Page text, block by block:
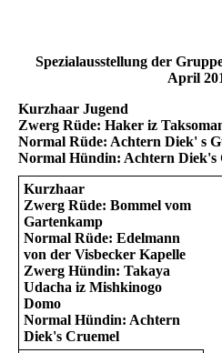
Spezialausstellung der
April
Kurzhaar Jugend
Zwerg Rüde: Haker iz
Normal Rüde: Achtern Diek' s
Normal Hündin: Achtern Diek's
Kurzhaar
Zwerg Rüde: Bommel vom
Gartenkamp
Normal Rüde: Edelmann
von der Visbecker Kapelle
Zwerg Hündin: Takaya
Udacha iz Mishkinogo
Domo
Normal Hündin: Achtern
Diek's Cruemel